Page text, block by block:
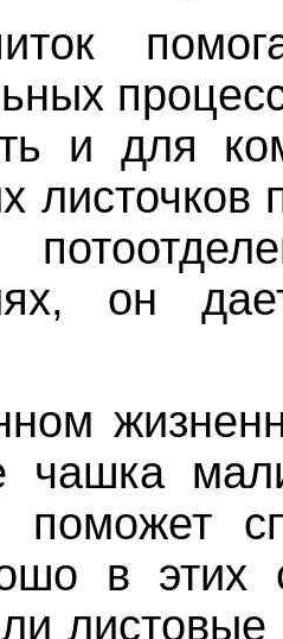
и для
он
чашка
поможет
в этих